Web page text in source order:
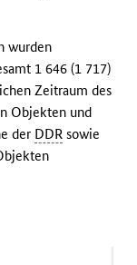
wurden
1 646 (1 717)
Zeitraum des
Objekten und
der DDR sowie